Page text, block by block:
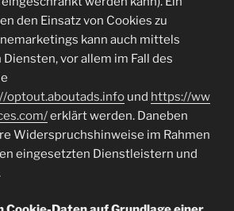
den Einsatz von Cookies zu
kann auch mittels
vor allem im Fall des
optout.aboutads.info und https://ww
erklärt werden. Daneben
Widerspruchshinweise im Rahmen
eingesetzten Dienstleistern und